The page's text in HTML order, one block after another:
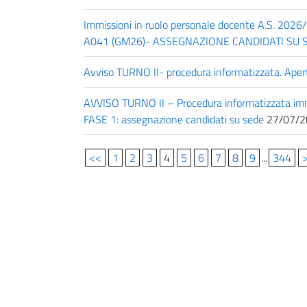
Immissioni in ruolo personale docente A.S.
A041 (GM26)- ASSEGNAZIONE CANDIDATI SU
Avviso TURNO II- procedura informatizzata.
AVVISO TURNO II – Procedura informatizzata
FASE 1: assegnazione candidati su sede 27/07/
<< 1 2 3 4 5 6 7 8 9 ... 344